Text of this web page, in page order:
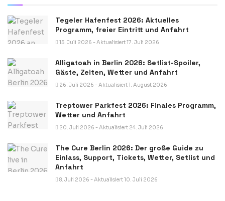
Tegeler Hafenfest 2026: Aktuelles
Programm, freier Eintritt und Anfahrt
15. Juli 2026 - Aktualisiert 17. Juli 2026
Alligatoah in Berlin 2026: Setlist-Spoiler,
Gäste, Zeiten, Wetter und Anfahrt
26. Juli 2026 - Aktualisiert 1. August 2026
Treptower Parkfest 2026: Finales Programm,
Wetter und Anfahrt
20. Juli 2026 - Aktualisiert 24. Juli 2026
The Cure Berlin 2026: Der große Guide zu
Einlass, Support, Tickets, Wetter, Setlist und
Anfahrt
8. Juli 2026 - Aktualisiert 10. Juli 2026